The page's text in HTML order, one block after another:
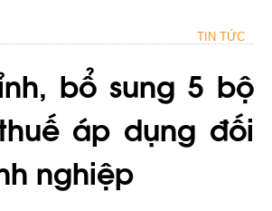
TIN TỨC
bổ sung 5 bộ
áp dụng đối
nghiệp